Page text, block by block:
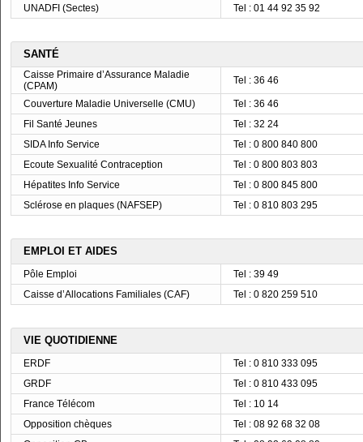
UNADFI (Sectes)
Tel : 01 44 92 35 92
SANTÉ
Caisse Primaire d’Assurance Maladie
(CPAM)
Tel : 36 46
Couverture Maladie Universelle (CMU)
Tel : 36 46
Fil Santé Jeunes
Tel : 32 24
SIDA Info Service
Tel : 0 800 840 800
Ecoute Sexualité Contraception
Tel : 0 800 803 803
Hépatites Info Service
Tel : 0 800 845 800
Sclérose en plaques (NAFSEP)
Tel : 0 810 803 295
EMPLOI ET AIDES
Pôle Emploi
Tel : 39 49
Caisse d’Allocations Familiales (CAF)
Tel : 0 820 259 510
VIE QUOTIDIENNE
ERDF
Tel : 0 810 333 095
GRDF
Tel : 0 810 433 095
France Télécom
Tel : 10 14
Opposition chèques
Tel : 08 92 68 32 08